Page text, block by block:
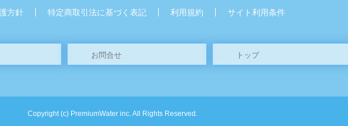
方針 特定商取引法に基づく表記 利用規約 サイト利用条件
お問合せ トップ
Copyright (c) PremiumWater inc. All Rights Reserved.